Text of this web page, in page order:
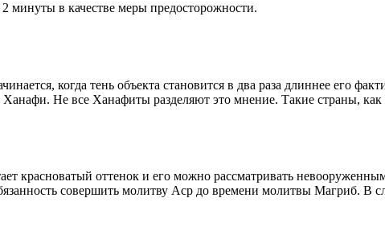
минуты в качестве меры предосторожности.
когда тень объекта становится в два раза длиннее его
Не все Ханафиты разделяют это мнение. Такие страны,
красноватый оттенок и его можно рассматривать
совершить молитву Аср до времени молитвы Магриб. В